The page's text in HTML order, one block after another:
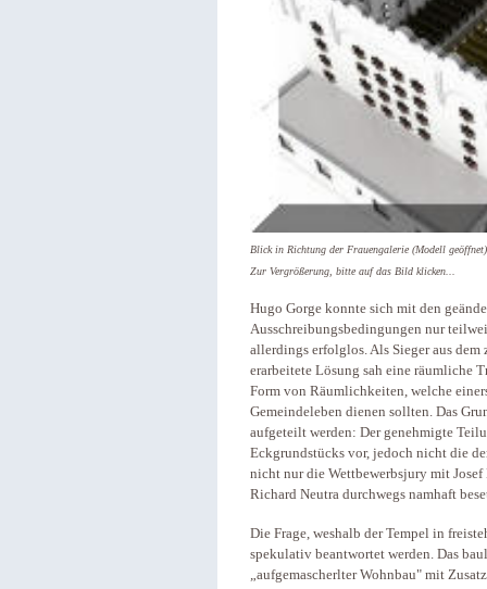
Blick in Richtung der Frauengalerie (Modell geöffnet)
Zur Vergrößerung, bitte auf das Bild klicken...
Hugo Gorge konnte sich mit den
Ausschreibungsbedingungen nur
allerdings erfolglos. Als Sieger aus
erarbeitete Lösung sah eine räumliche
Form von Räumlichkeiten, welche
Gemeindeleben dienen sollten. Das
aufgeteilt werden: Der genehmigte
Eckgrundstücks vor, jedoch nicht die
nicht nur die Wettbewerbsjury mit
Richard Neutra durchwegs namhaft
Die Frage, weshalb der Tempel in
spekulativ beantwortet werden. Das
„aufgemascherlter Wohnbau" mit